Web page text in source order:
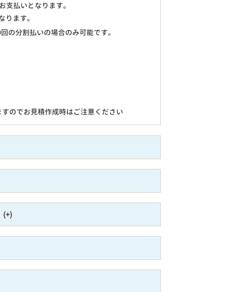
支払いとなります。
ります。
の分割払いの場合のみ可能です。
のでお見積作成時はご注意ください